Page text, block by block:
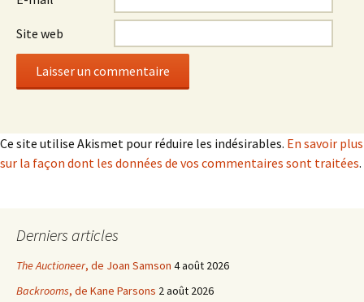
Site web
Ce site utilise Akismet pour réduire les indésirables. En savoir plus
sur la façon dont les données de vos commentaires sont traitées.
Derniers articles
The Auctioneer, de Joan Samson 4 août 2026
Backrooms, de Kane Parsons 2 août 2026